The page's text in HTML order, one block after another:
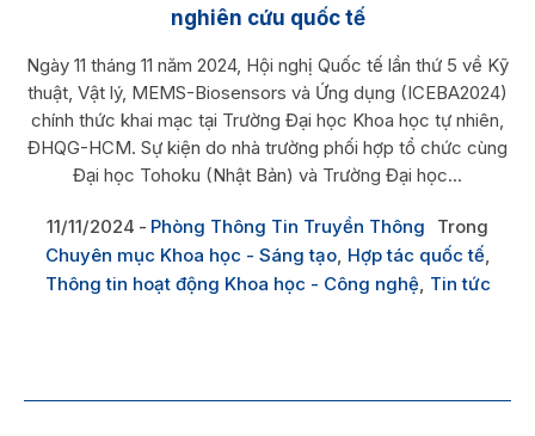
nghiên cứu quốc tế
Ngày 11 tháng 11 năm 2024, Hội nghị Quốc tế lần thứ 5 về Kỹ
thuật, Vật lý, MEMS-Biosensors và Ứng dụng (ICEBA2024)
chính thức khai mạc tại Trường Đại học Khoa học tự nhiên,
ĐHQG-HCM. Sự kiện do nhà trường phối hợp tổ chức cùng
Đại học Tohoku (Nhật Bản) và Trường Đại học...
11/11/2024 Phòng Thông Tin Truyền Thông
Trong
Chuyên mục Khoa học - Sáng tạo, Hợp tác quốc tế,
Thông tin hoạt động Khoa học - Công nghệ, Tin tức